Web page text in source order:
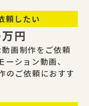
頼したい
円
画制作をご依頼
ション動画、
のご依頼におすす